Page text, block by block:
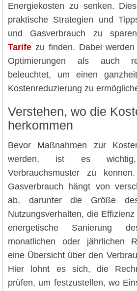
Energiekosten zu senken.
praktische Strategien und
und Gasverbrauch zu
Tarife zu finden. Dabei
Optimierungen als auch
beleuchtet, um einen
Kostenreduzierung zu
Verstehen, wo die
herkommen
Bevor Maßnahmen zur
werden, ist es
Verbrauchsmuster zu
Gasverbrauch hängt von
ab, darunter die Größe
Nutzungsverhalten, die
energetische Sanierung
monatlichen oder jährlichen
eine Übersicht über den
Hier lohnt es sich, die
prüfen, um festzustellen, wo